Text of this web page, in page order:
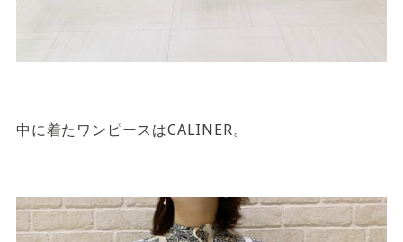
中に着たワンピースはCALINER。